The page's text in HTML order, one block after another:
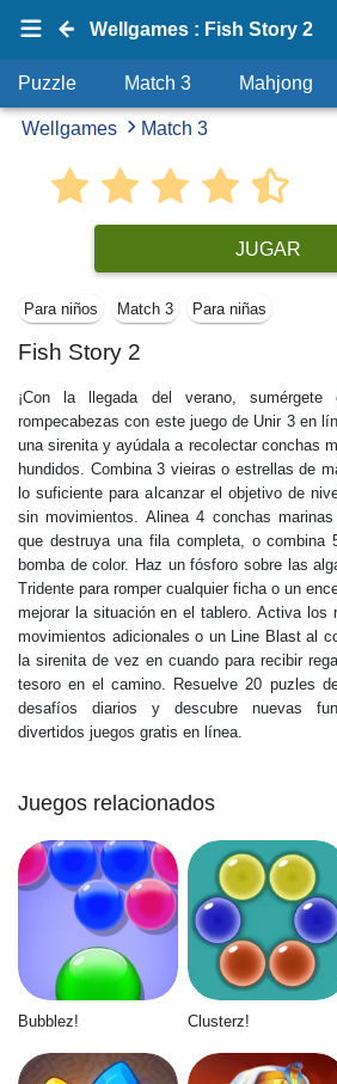
Wellgames : Fish Story 2
Puzzle Match 3 Mahjong
Wellgames Match 3
JUGAR
Para niños Match 3 Para niñas
Fish Story 2
¡Con la llegada del verano,
rompecabezas con este juego de Unir 3 en
una sirenita y ayúdala a recolectar conchas
hundidos. Combina 3 vieiras o estrellas de
lo suficiente para alcanzar el objetivo de
sin movimientos. Alinea 4 conchas
que destruya una fila completa, o combina
bomba de color. Haz un fósforo sobre las
Tridente para romper cualquier ficha o un
mejorar la situación en el tablero. Activa los
movimientos adicionales o un Line Blast al
la sirenita de vez en cuando para recibir
tesoro en el camino. Resuelve 20 puzles
desafíos diarios y descubre nuevas
divertidos juegos gratis en línea.
Juegos relacionados
Bubblez! Clusterz!